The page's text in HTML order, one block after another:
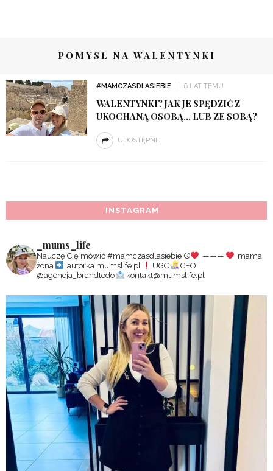
POMYSŁ NA WALENTYNKI
#MAMCZASDLASIEBIE 6 LAT TEMU
WALENTYNKI? JAK JE SPĘDZIĆ Z
UKOCHANĄ OSOBĄ… LUB ZE SOBĄ?
UDOSTĘPNIJ
INSTAGRAM
_mums_life
Nauczę Cię mówić #mamczasdlasiebie ®️ ———
mama,
żona
autorka mumslife.pl UGC
CEO
@agencja_brandtodo
kontakt@mumslife.pl